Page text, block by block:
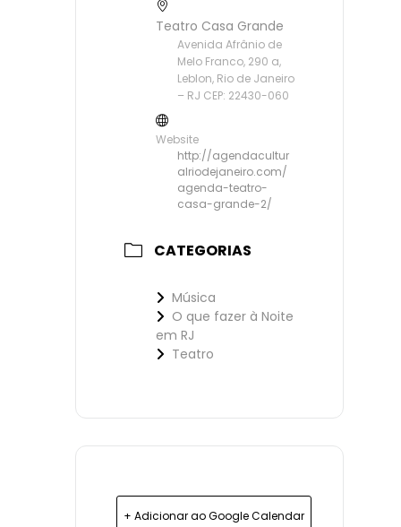
Teatro Casa Grande
Avenida Afrânio de
Melo Franco, 290 a,
Leblon, Rio de Janeiro
– RJ CEP: 22430-060
Website
http://agendacultur
alriodejaneiro.com/
agenda-teatro-
casa-grande-2/
CATEGORIAS
Música
O que fazer à Noite
em RJ
Teatro
+ Adicionar ao Google Calendar